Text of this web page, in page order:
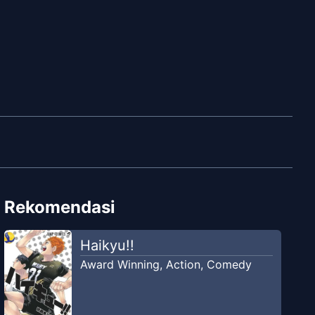
Rekomendasi
Haikyu!!
Award Winning, Action, Comedy